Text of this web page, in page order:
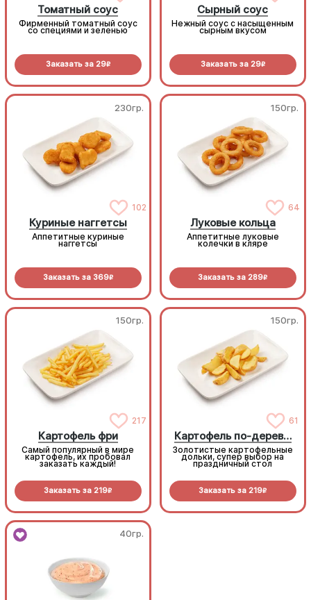
Томатный соус
Фирменный томатный соус
со специями и зеленью
Заказать за 29R
Сырный соус
Нежный соус с насыщенным
сырным вкусом
Заказать за 29R
230гр.
102
Куриные наггетсы
Аппетитные куриные
наггетсы
Заказать за 369R
150гр.
64
Луковые кольца
Аппетитные луковые
колечки в кляре
Заказать за 289R
150гр.
217
Картофель фри
Самый популярный в мире
картофель, их пробовал
заказать каждый!
Заказать за 219R
150гр.
61
Картофель по-деревенски
Золотистые картофельные
дольки, супер выбор на
праздничный стол
Заказать за 219R
40гр.